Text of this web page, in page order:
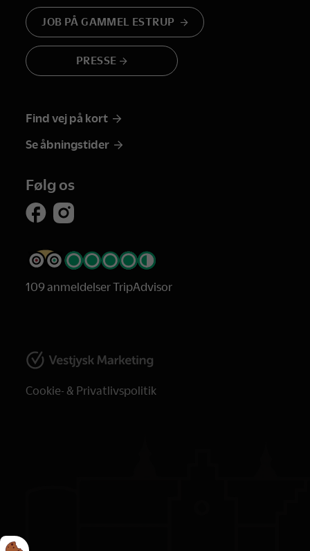
JOB PÅ GAMMEL ESTRUP
PRESSE
Find vej på kort
Se åbningstider
Følg os
109 anmeldelser TripAdvisor
Cookie- & Privatlivspolitik